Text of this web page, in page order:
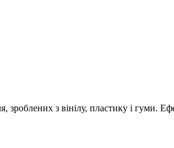
зроблених з вінілу, пластику і гуми.